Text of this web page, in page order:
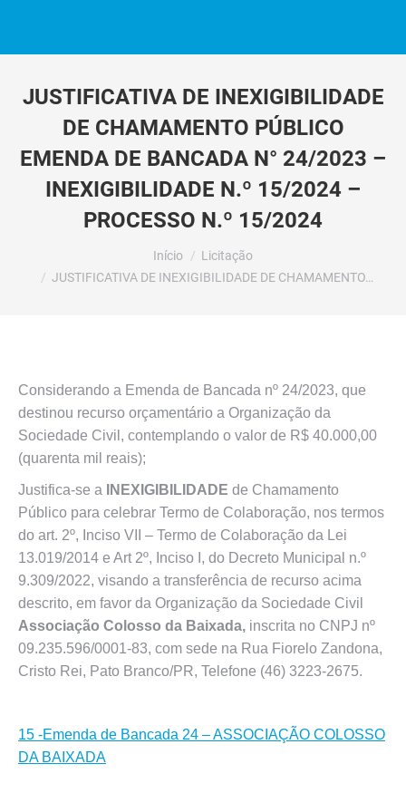
JUSTIFICATIVA DE INEXIGIBILIDADE
DE CHAMAMENTO PÚBLICO
EMENDA DE BANCADA N° 24/2023 –
INEXIGIBILIDADE N.º 15/2024 –
PROCESSO N.º 15/2024
Início
Licitação
JUSTIFICATIVA DE INEXIGIBILIDADE DE CHAMAMENTO…
Considerando a Emenda de Bancada nº 24/2023, que
destinou recurso orçamentário a Organização da
Sociedade Civil, contemplando o valor de R$ 40.000,00
(quarenta mil reais);
Justifica-se a INEXIGIBILIDADE de Chamamento
Público para celebrar Termo de Colaboração, nos termos
do art. 2º, Inciso VII – Termo de Colaboração da Lei
13.019/2014 e Art 2º, Inciso I, do Decreto Municipal n.º
9.309/2022, visando a transferência de recurso acima
descrito, em favor da Organização da Sociedade Civil
Associação Colosso da Baixada, inscrita no CNPJ nº
09.235.596/0001-83, com sede na Rua Fiorelo Zandona,
Cristo Rei, Pato Branco/PR, Telefone (46) 3223-2675.
15 -Emenda de Bancada 24 – ASSOCIAÇÃO COLOSSO
DA BAIXADA